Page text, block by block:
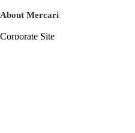
About Mercari
Corporate Site